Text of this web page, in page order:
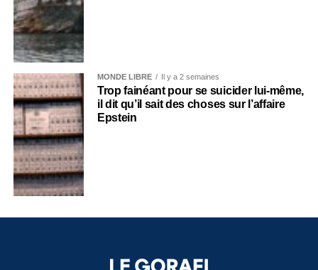
MONDE LIBRE Il y a 2 semaines
Trop fainéant pour se suicider lui-même,
il dit qu’il sait des choses sur l’affaire
Epstein